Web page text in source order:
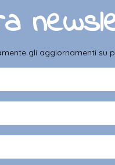
gli aggiornamenti su